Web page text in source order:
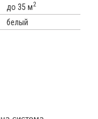
до 35 м2
белый